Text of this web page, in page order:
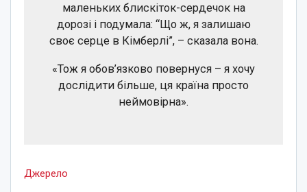
маленьких блискіток-сердечок на
дорозі і подумала: “Що ж, я залишаю
своє серце в Кімберлі”, – сказала вона.
«Тож я обов’язково повернуся – я хочу
дослідити більше, ця країна просто
неймовірна».
Джерело